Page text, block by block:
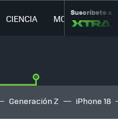
CIENCIA MOVILIDAD
Suscríbete a
Generación Z iPhone 18